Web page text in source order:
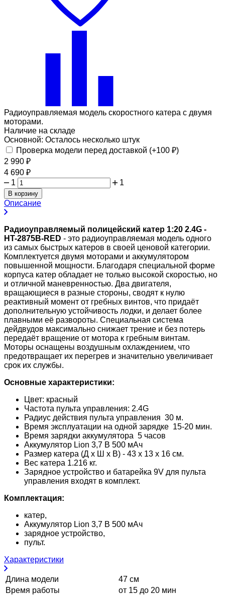
Радиоуправляемая модель скоростного катера с двумя
моторами.
Наличие на складе
Основной: Осталось несколько штук
Проверка модели перед доставкой (+100 ₽)
2 990 ₽
4 690 ₽
1
1
В корзину
Описание
Радиоуправляемый полицейский катер 1:20 2.4G -
HT-2875B-RED - это радиоуправляемая модель одного
из самых быстрых катеров в своей ценовой категории.
Комплектуется двумя моторами и аккумулятором
повышенной мощности. Благодаря специальной форме
корпуса катер обладает не только высокой скоростью, но
и отличной маневренностью. Два двигателя,
вращающиеся в разные стороны, сводят к нулю
реактивный момент от гребных винтов, что придаёт
дополнительную устойчивость лодки, и делает более
плавными её развороты. Специальная система
дейдвудов максимально снижает трение и без потерь
передаёт вращение от мотора к гребным винтам.
Моторы оснащены воздушным охлаждением, что
предотвращает их перегрев и значительно увеличивает
срок их службы.
Основные характеристики:
Цвет: красный
Частота пульта управления: 2.4G
Радиус действия пульта управления 30 м.
Время эксплуатации на одной зарядке 15-20 мин.
Время зарядки аккумулятора 5 часов
Аккумулятор Lion 3,7 В 500 мАч
Размер катера (Д х Ш х В) - 43 х 13 х 16 см.
Вес катера 1.216 кг.
Зарядное устройство и батарейка 9V для пульта
управления входят в комплект.
Комплектация:
катер,
Аккумулятор Lion 3,7 В 500 мАч
зарядное устройство,
пульт.
Характеристики
Длина модели
47 см
Время работы
от 15 до 20 мин